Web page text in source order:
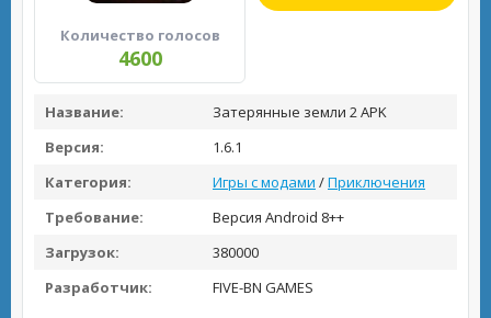
Количество голосов
4600
Название:
Затерянные земли 2 APK
Версия:
1.6.1
Категория:
Игры с модами /Приключения
Требование:
Версия Android 8++
Загрузок:
380000
Разработчик:
FIVE-BN GAMES